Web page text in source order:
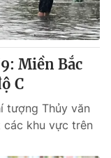
Miền Bắc
C
tượng Thủy văn
các khu vực trên